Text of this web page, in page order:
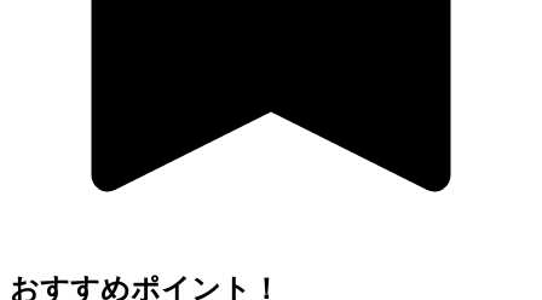
おすすめポイント！